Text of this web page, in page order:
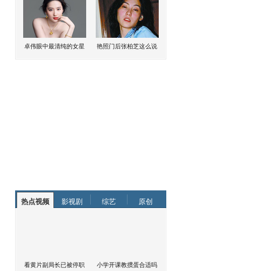
卓伟眼中最清纯的女星 艳照门后张柏芝这么说
热点视频 影视剧 综艺 原创
看黄片副局长已被停职 小学开课教掼蛋合适吗